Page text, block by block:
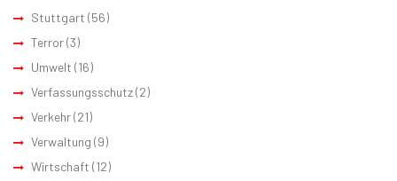
Stuttgart (56)
Terror(3)
Umwelt (16)
Verfassungsschutz(2)
Verkehr(21)
Verwaltung (9)
Wirtschaft (12)